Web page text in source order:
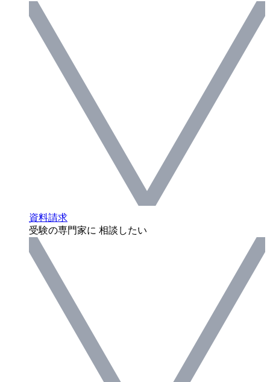
資料請求
受験の専門家に 相談したい